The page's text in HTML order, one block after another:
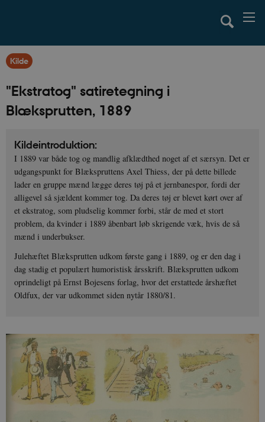
Kilde
"Ekstratog" satiretegning i
Blæksprutten, 1889
Kildeintroduktion:
I 1889 var både tog og mandlig afklædthed noget af et særsyn. Det er
udgangspunkt for Blækspruttens Axel Thiess, der på dette billede
lader en gruppe mænd lægge deres tøj på et jernbanespor, fordi der
alligevel så sjældent kommer tog. Da deres tøj er blevet kørt over af
et ekstratog, som pludselig kommer forbi, står de med et stort
problem, da kvinder i 1889 åbenbart løb skrigende væk, hvis de så
mænd i underbukser.
Julehæftet Blæksprutten udkom første gang i 1889, og er den dag i
dag stadig et populært humoristisk årsskrift. Blæksprutten udkom
oprindeligt på Ernst Bojesens forlag, hvor det erstattede årshæftet
Oldfux, der var udkommet siden nytår 1880/81.